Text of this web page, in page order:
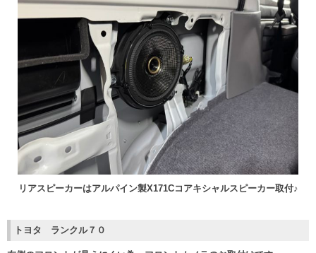
リアスピーカーはアルパイン製X171Cコアキシャルスピーカー取付♪
トヨタ ランクル７０